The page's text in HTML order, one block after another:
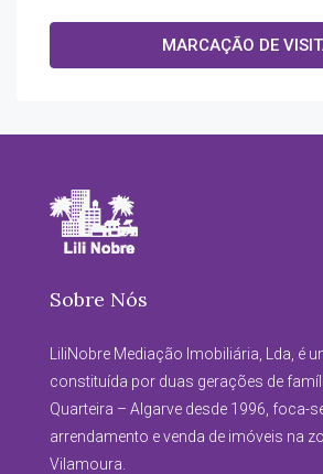
MARCAÇÃO DE
Sobre Nós
LiliNobre Mediação Imobiliária, Lda, é
constituída por duas gerações de
Quarteira – Algarve desde 1996, foca-
arrendamento e venda de imóveis na
Vilamoura.